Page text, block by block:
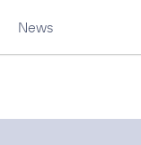
News